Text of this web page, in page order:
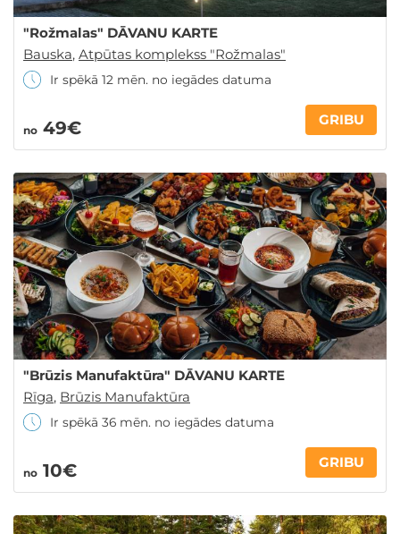
"Rožmalas" DĀVANU KARTE
Bauska, Atpūtas komplekss "Rožmalas"
Ir spēkā 12 mēn. no iegādes datuma
no 49€ GRIBU
"Brūzis Manufaktūra" DĀVANU KARTE
Rīga, Brūzis Manufaktūra
Ir spēkā 36 mēn. no iegādes datuma
no 10€ GRIBU
Saņem atlaidi atpūtai!
Reģistrējies un atpūties vēl izdevīgāk
Piekrītu, ka mani personas dati (e-pasts) tiks apstrādāti tiešā
mārketinga nolūkos, lai nosūtītu jaunumus. Vairāk par -
Konfidencialitātes politiku.(Varat atteikties jebkurā mirklī)